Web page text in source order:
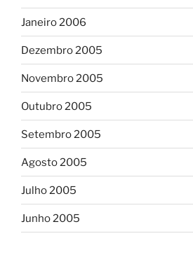
Janeiro 2006
Dezembro 2005
Novembro 2005
Outubro 2005
Setembro 2005
Agosto 2005
Julho 2005
Junho 2005